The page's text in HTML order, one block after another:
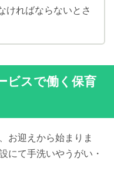
ければならないとさ
ビスで働く保育
お迎えから始まりま
にて手洗いやうがい・